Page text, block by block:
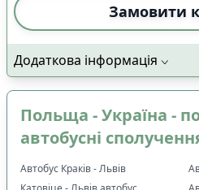
Замовити
Додаткова інформація
Польща - Україна -
автобусні
Автобус Краків - Львів